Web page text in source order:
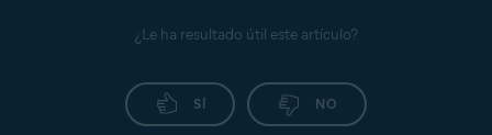
¿Le ha resultado útil este artículo?
SÍ NO